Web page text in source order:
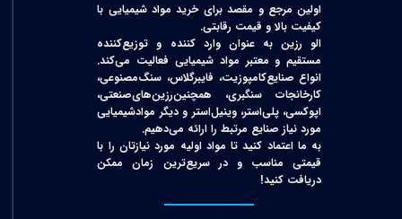
اولین مرجع و مقصد برای خرید مواد شیمیایی با
کیفیت بالا و قیمت رقابتی.
الو رزین به عنوان وارد کننده و توزیع‌کننده
مستقیم و معتبر مواد شیمیایی فعالیت می‌کند.
انواع صنایع‌کامپوزیت، فایبرگلاس، سنگ‌مصنوعی،
کارخانجات سنگبری، همچنین‌رزین‌های‌صنعتی،
اپوکسی، پلی‌استر، وینیل‌استر و دیگر مواد‌شیمیایی
مورد نیاز صنایع مرتبط را ارائه می‌دهیم.
به ما اعتماد کنید تا مواد اولیه مورد نیازتان را با
قیمتی مناسب و در سریع‌ترین زمان ممکن
دریافت کنید!​​​​​​​